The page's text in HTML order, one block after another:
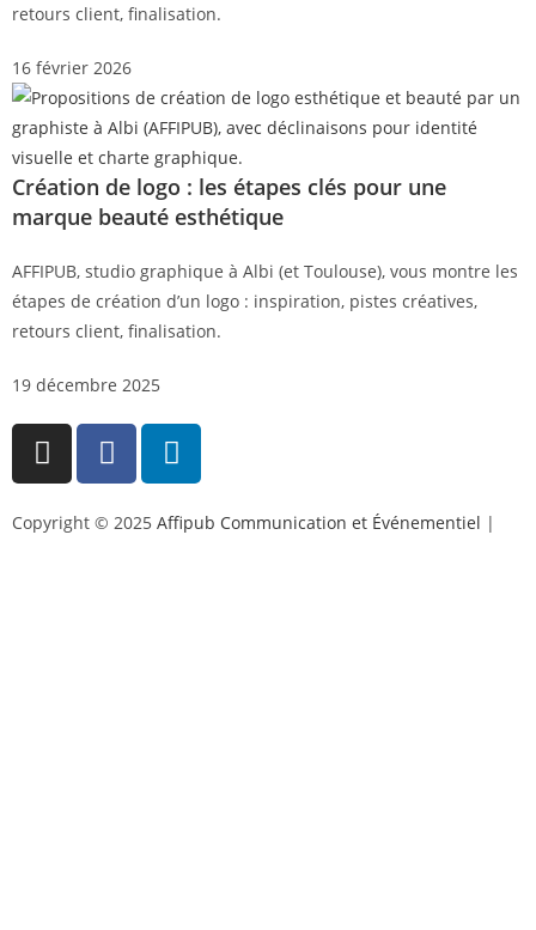
retours client, finalisation.
16 février 2026
Création de logo : les étapes clés pour une
marque beauté esthétique
AFFIPUB, studio graphique à Albi (et Toulouse), vous montre les
étapes de création d’un logo : inspiration, pistes créatives,
retours client, finalisation.
19 décembre 2025
Copyright © 2025 Affipub Communication et Événementiel |